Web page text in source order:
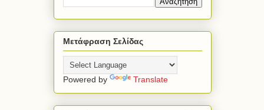
Μετάφραση Σελίδας
Powered by Translate